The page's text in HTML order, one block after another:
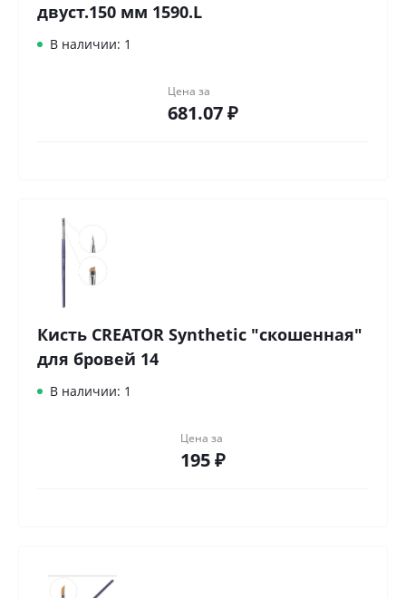
двуст.150 мм 1590.L
В наличии: 1
Цена за
681.07 ₽
Кисть CREATOR Synthetic "скошенная"
для бровей 14
В наличии: 1
Цена за
195 ₽